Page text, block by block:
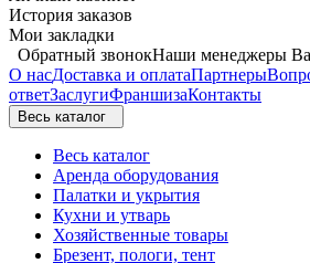
История заказов
Мои закладки
Обратный звонокНаши менеджеры
О насДоставка и оплатаПартнеры
ответЗаслугиФраншизаКонтакты
Весь каталог
Весь каталог
Аренда оборудования
Палатки и укрытия
Кухни и утварь
Хозяйственные товары
Брезент, пологи, тент